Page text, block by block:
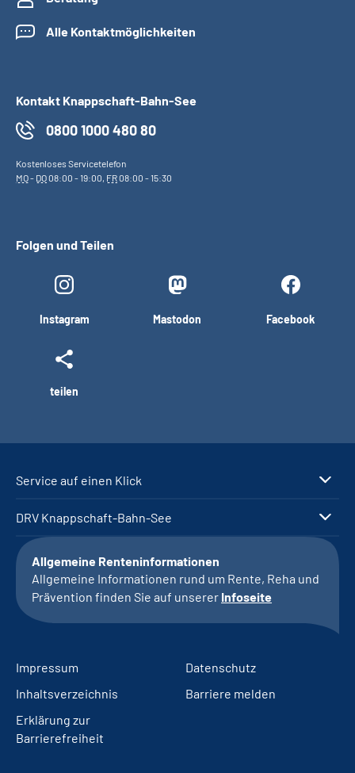
Alle Kontaktmöglichkeiten
Kontakt Knappschaft-Bahn-See
0800 1000 480 80
Kostenloses Servicetelefon
MO- DO08:00 - 19:00, FR08:00 - 15:30
Folgen und Teilen
Instagram Mastodon Facebook
teilen
Service auf einen Klick
DRV Knappschaft-Bahn-See
Allgemeine Renteninformationen
Allgemeine Informationen rund um Rente, Reha und
Prävention finden Sie auf unserer Infoseite
Impressum
Datenschutz
Inhaltsverzeichnis
Barriere melden
Erklärung zur
Barrierefreiheit